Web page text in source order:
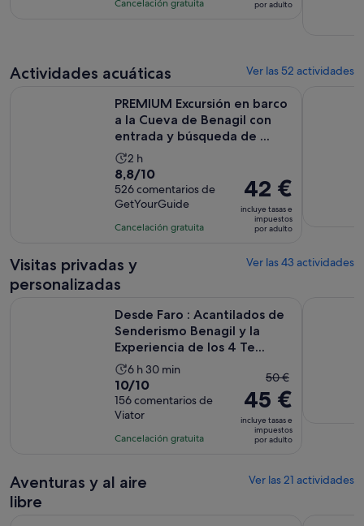
Cancelación gratuita
depor adulto
Actividades acuáticas Ver las 52 actividades
PREMIUM Excursión en barco
a la Cueva de Benagil con
entrada y búsqueda de ...
La
duración
de
la
actividad
de
2 horas
2 h
8.8
sobre
10
con
comentarios
8,8/10
526 comentarios de
GetYourGuide
Cancelación gratuita
El
precio
es
de
por
42 €
incluye tasas e
impuestos
por adulto
Visitas privadas y
personalizadas
Ver las 43 actividades
Desde Faro : Acantilados de
Senderismo Benagil y la
Experiencia de los 4 Te...
La
duración
de
la
actividad
6 horas
6 h 30 min
10.0
sobre
10
con
10/10
156 comentarios de
Viator
Cancelación gratuita
El
precio
anterior
era
de
y
50 €
45 €
incluye tasas e
impuestos
por adulto
Aventuras y al aire
libre
Ver las 21 actividades